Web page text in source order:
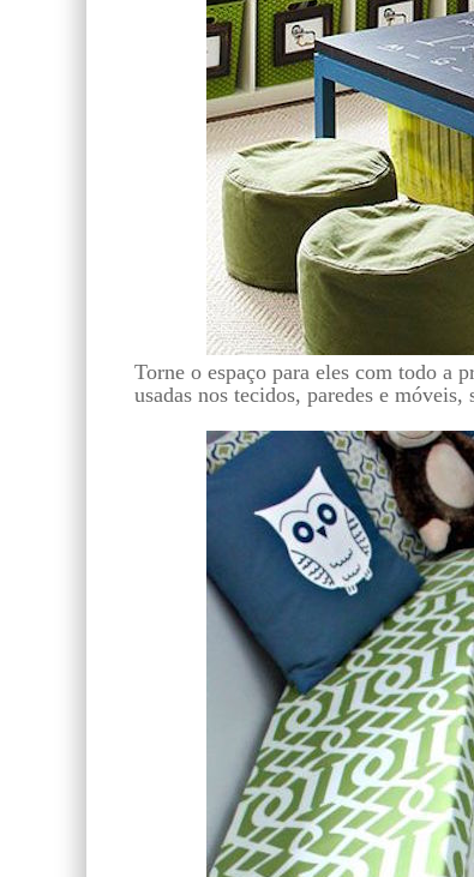
Torne o espaço para eles com todo a
usadas nos tecidos, paredes e móveis,